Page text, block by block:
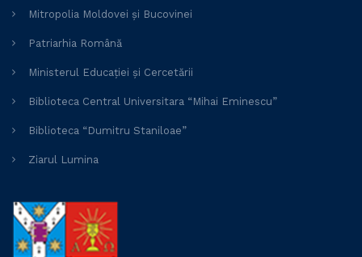
Mitropolia Moldovei și Bucovinei
Patriarhia Română
Ministerul Educației și Cercetării
Biblioteca Central Universitara “Mihai Eminescu”
Biblioteca “Dumitru Staniloae”
Ziarul Lumina